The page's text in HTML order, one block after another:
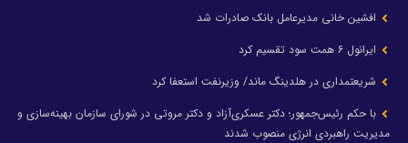
افشین خانی مدیرعامل بانک صادرات شد
ایرانول ۶ همت سود تقسیم کرد
شریعتمداری در هلدینگ ماند/ وزیرنفت استعفا کرد
با حکم رئیس‌جمهور؛ دکتر عسکری‌آزاد و دکتر مروتی در شورای سازمان بهینه‌سازی و
مدیریت راهبردی انرژی منصوب شدند